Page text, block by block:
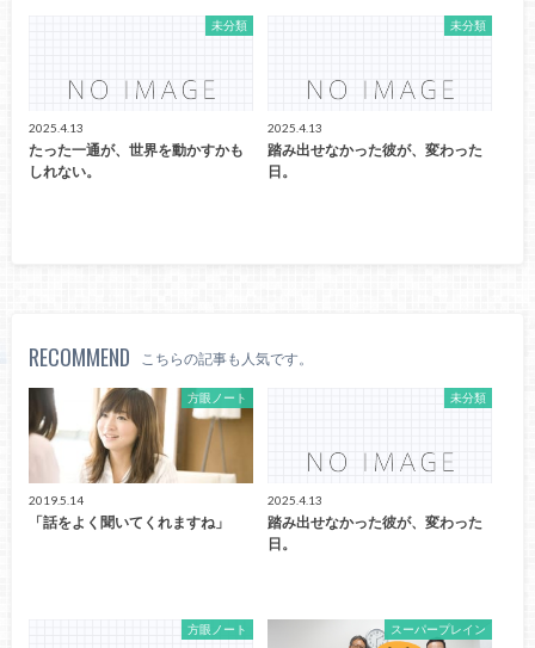
未分類
2025.4.13
たった一通が、世界を動かすかも
しれない。
未分類
2025.4.13
踏み出せなかった彼が、変わった
日。
RECOMMEND こちらの記事も人気です。
方眼ノート
2019.5.14
「話をよく聞いてくれますね」
未分類
2025.4.13
踏み出せなかった彼が、変わった
日。
方眼ノート スーパープレイン